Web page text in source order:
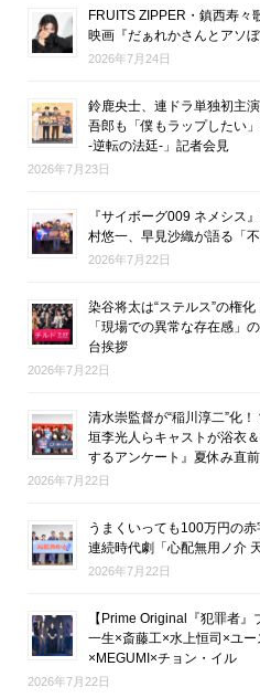
FRUITS ZIPPER・鎮西寿々
映画『だぁれかさんとアソ
2026年7月24日
鈴鹿央士、連ドラ単独初主
吾郎も「僕もラップしたい
-逆転の法廷-」記者会見
2026年7月23日
『サイボーグ009 ネメシス
村悠一、早見沙織が語る「
2026年7月22日
染谷将太は“ステルス”の権
「現場での異常な存在感」
台挨拶
2026年7月22日
清水崇監督が“稲川淳二”化
垣李光人らキャストが浴衣
するアンケート』夏休み直
2026年7月22日
うまくいっても100万円の
連続時代劇「心配無用ノ介
2026年7月22日
【Prime Original『犯罪者
一生×斎藤工×水上恒司×ユ
×MEGUMI×チョン・イル
2026年7月22日